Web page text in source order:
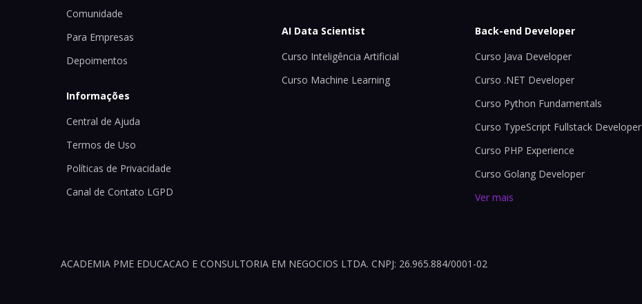
Comunidade
Para Empresas
Depoimentos
Informações
Central de Ajuda
Termos de Uso
Políticas de Privacidade
Canal de Contato LGPD
AI Data Scientist
Curso Inteligência Artificial
Curso Machine Learning
Back-end Developer
Curso Java Developer
Curso .NET Developer
Curso Python Fundamentals
Curso TypeScript Fullstack Developer
Curso PHP Experience
Curso Golang Developer
Ver mais
ACADEMIA PME EDUCACAO E CONSULTORIA EM NEGOCIOS LTDA. CNPJ: 26.965.884/0001-02